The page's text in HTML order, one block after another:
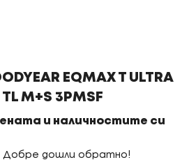
EQMAX T ULTRA
M+S 3PMSF
и наличностите си
Добре дошли обратно!